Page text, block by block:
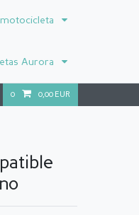
motocicleta
Aurora
0 0,00 EUR